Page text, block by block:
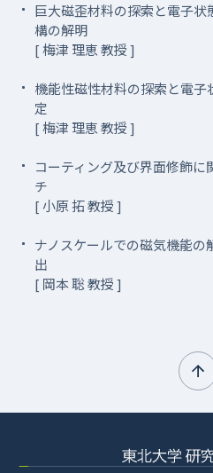
巨大磁歪材料の探索と電子
構の解明
[ 梅津 理恵 教授 ]
機能性磁性材料の探索と電
定
[ 梅津 理恵 教授 ]
コーティング及び界面修飾
チ
[ 小原 拓 教授 ]
ナノスケールでの磁気機能
出
[ 岡本 聡 教授 ]